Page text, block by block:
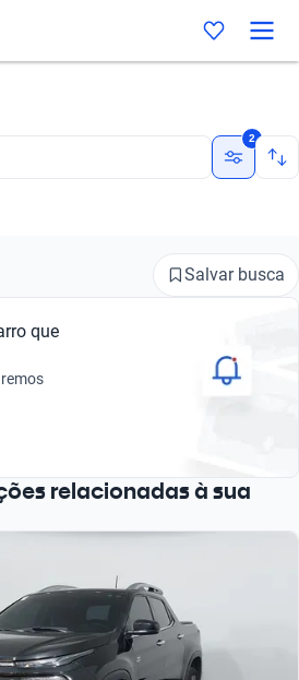
2
Salvar busca
que
relacionadas à sua